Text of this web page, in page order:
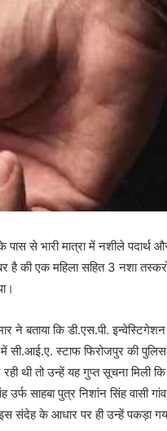
से भारी मात्रा में नशीले
की एक महिला सहित 3 नशा
ने बताया कि डी.एस.पी.
स्टाफ फिरोजपुर की पुलिस
तो उन्हें यह गुप्त सूचना मिली कि
साहबा पुत्र निशांन सिंह वासी
संदेह के आधार पर ही उन्हें पकड़ा